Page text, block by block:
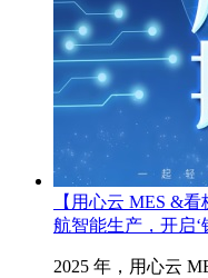
【用心云 MES &
航智能生产，开启‘
2025 年，用心云